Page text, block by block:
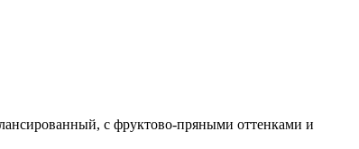
с фруктово-пряными оттенками и